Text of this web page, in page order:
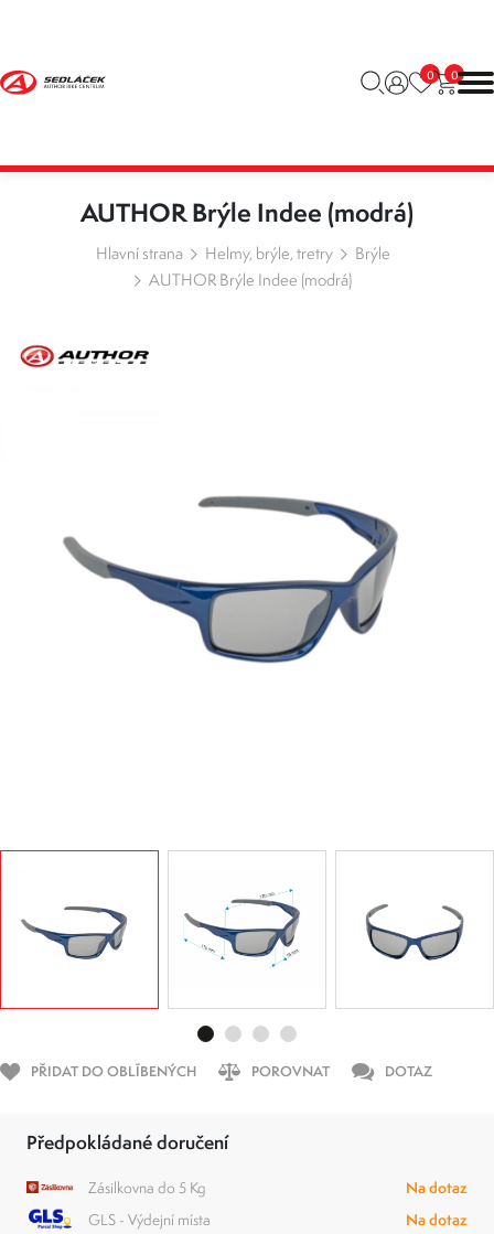
0 0
AUTHOR Brýle Indee (modrá)
Hlavní strana Helmy, brýle, tretry
Brýle
AUTHOR Brýle Indee (modrá)
PŘIDAT DO OBLÍBENÝCH POROVNAT DOTAZ
Předpokládané doručení
Zásilkovna do 5 Kg
Na dotaz
GLS - Výdejní místa
Na dotaz